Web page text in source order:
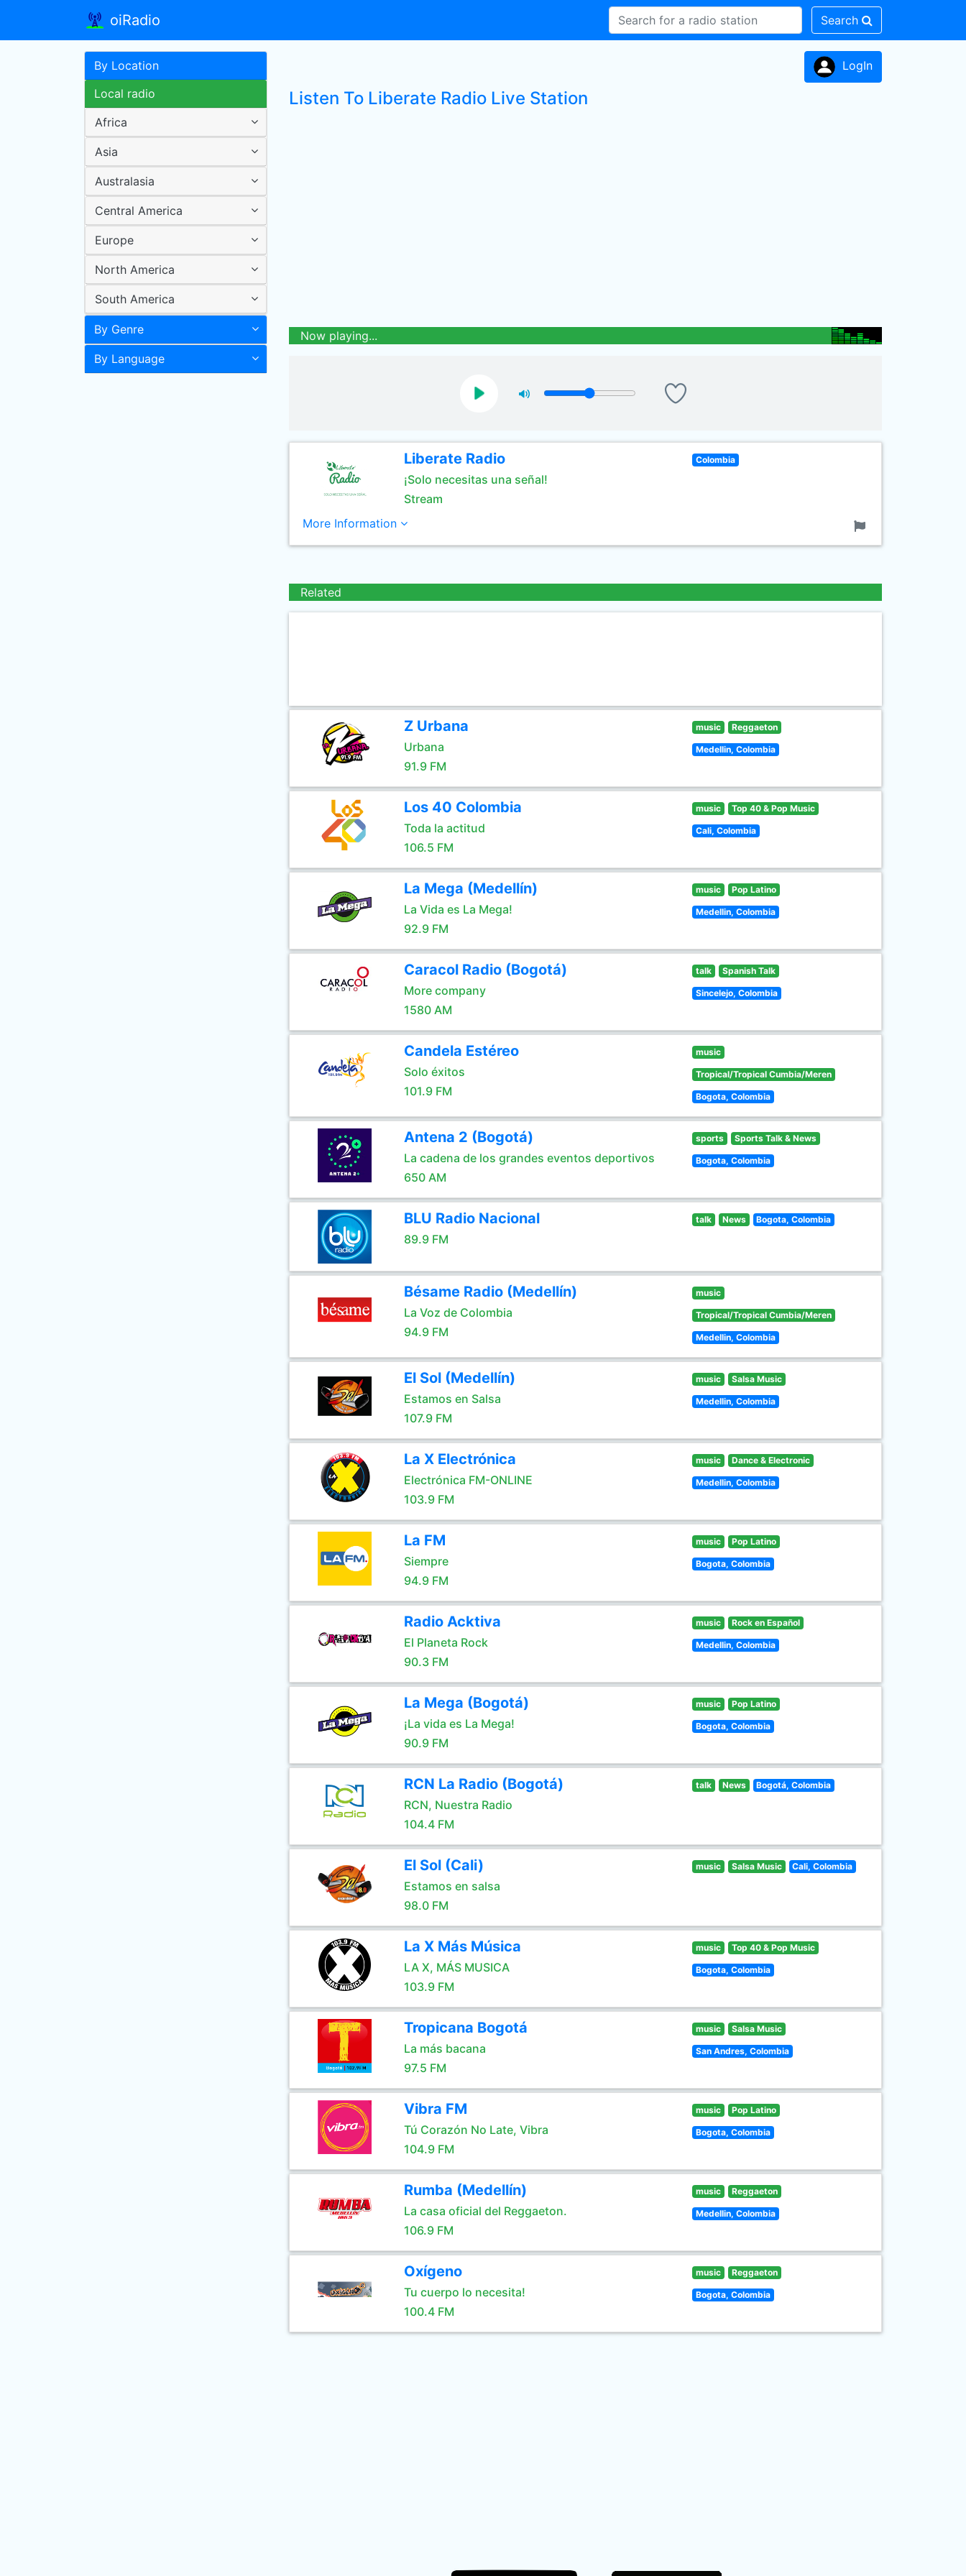
oiRadio Search
By Location
Local radio
Africa
Asia
Australasia
Central America
Europe
North America
South America
By Genre
By Language
LogIn
Listen To Liberate Radio Live Station
Now playing...
Liberate Radio
¡Solo necesitas una señal!
Stream
Colombia
More Information
Related
Z Urbana
Urbana
91.9 FM
music Reggaeton
Medellin, Colombia
Los 40 Colombia
Toda la actitud
106.5 FM
music Top 40 & Pop Music
Cali, Colombia
La Mega (Medellín)
La Vida es La Mega!
92.9 FM
music Pop Latino
Medellin, Colombia
Caracol Radio (Bogotá)
More company
1580 AM
talk Spanish Talk
Sincelejo, Colombia
Candela Estéreo
Solo éxitos
101.9 FM
music
Tropical/Tropical Cumbia/Meren
Bogota, Colombia
Antena 2 (Bogotá)
La cadena de los grandes eventos deportivos
650 AM
sports Sports Talk & News
Bogota, Colombia
BLU Radio Nacional
89.9 FM
talk News Bogota, Colombia
Bésame Radio (Medellín)
La Voz de Colombia
94.9 FM
music
Tropical/Tropical Cumbia/Meren
Medellin, Colombia
El Sol (Medellín)
Estamos en Salsa
107.9 FM
music Salsa Music
Medellin, Colombia
La X Electrónica
Electrónica FM-ONLINE
103.9 FM
music Dance & Electronic
Medellin, Colombia
La FM
Siempre
94.9 FM
music Pop Latino
Bogota, Colombia
Radio Acktiva
El Planeta Rock
90.3 FM
music Rock en Español
Medellin, Colombia
La Mega (Bogotá)
¡La vida es La Mega!
90.9 FM
music Pop Latino
Bogota, Colombia
RCN La Radio (Bogotá)
RCN, Nuestra Radio
104.4 FM
talk News Bogotá, Colombia
El Sol (Cali)
Estamos en salsa
98.0 FM
music Salsa Music Cali, Colombia
La X Más Música
LA X, MÁS MUSICA
103.9 FM
music Top 40 & Pop Music
Bogota, Colombia
Tropicana Bogotá
La más bacana
97.5 FM
music Salsa Music
San Andres, Colombia
Vibra FM
Tú Corazón No Late, Vibra
104.9 FM
music Pop Latino
Bogota, Colombia
Rumba (Medellín)
La casa oficial del Reggaeton.
106.9 FM
music Reggaeton
Medellin, Colombia
Oxígeno
Tu cuerpo lo necesita!
100.4 FM
music Reggaeton
Bogota, Colombia